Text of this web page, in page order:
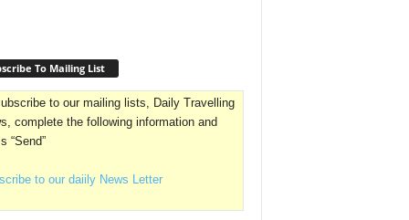
To Mailing List
to our mailing lists, Daily Travelling
complete the following information and
“Send”
to our daiily News Letter